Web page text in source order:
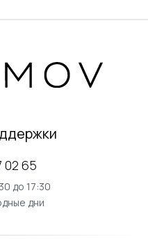
02 65
до 17:30
дни